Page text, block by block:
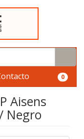
0
Aisens
Negro